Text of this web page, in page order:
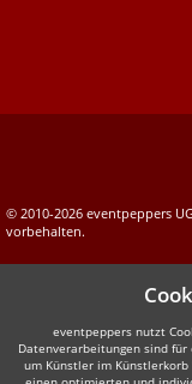
© 2010-2026 eventpeppers
vorbehalten.
eventpeppers nutzt
Datenverarbeitungen sind
um Künstler im